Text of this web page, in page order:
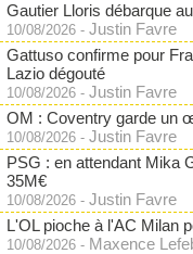
Gautier Lloris débarque
10/08/2026 - Justin Favre
Gattuso confirme pour
Lazio dégouté
10/08/2026 - Justin Favre
OM : Coventry garde un
10/08/2026 - Justin Favre
PSG : en attendant Mika
35M€
10/08/2026 - Justin Favre
L'OL pioche à l'AC Milan
10/08/2026 - Maxence